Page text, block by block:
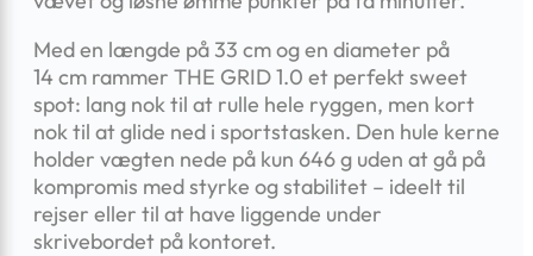
Med en længde på 33 cm og en diameter på
14 cm rammer THE GRID 1.0 et perfekt sweet
spot: lang nok til at rulle hele ryggen, men kort
nok til at glide ned i sportstasken. Den hule kerne
holder vægten nede på kun 646 g uden at gå på
kompromis med styrke og stabilitet – ideelt til
rejser eller til at have liggende under
skrivebordet på kontoret.